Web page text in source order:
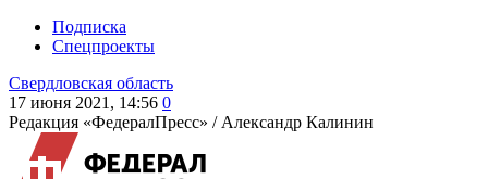
Подписка
Спецпроекты
Свердловская область
17 июня 2021, 14:56 0
Редакция «ФедералПресс» / Александр Калинин